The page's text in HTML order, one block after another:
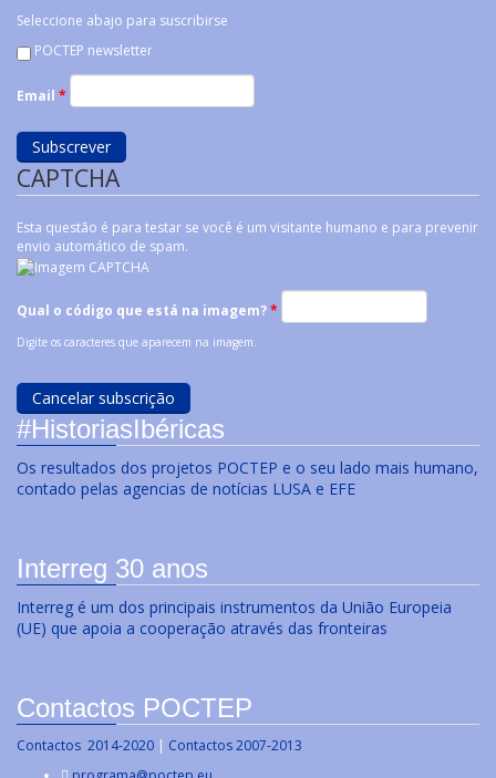
Seleccione abajo para suscribirse
POCTEP newsletter
Email *
CAPTCHA
Esta questão é para testar se você é um visitante humano e para prevenir
envio automático de spam.
Qual o código que está na imagem?*
Digite os caracteres que aparecem na imagem.
#HistoriasIbéricas
Os resultados dos projetos POCTEP e o seu lado mais humano,
contado pelas agencias de notícias LUSA e EFE
Interreg 30 anos
Interreg é um dos principais instrumentos da União Europeia
(UE) que apoia a cooperação através das fronteiras
Contactos POCTEP
Contactos 2014-2020 | Contactos 2007-2013